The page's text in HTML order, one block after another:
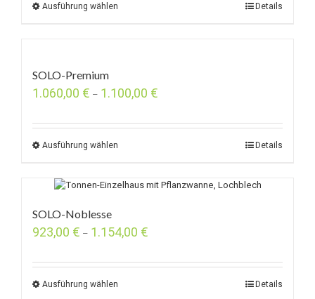
Ausführung wählen Details
SOLO-Premium
1.060,00 € – 1.100,00 €
Ausführung wählen Details
SOLO-Noblesse
923,00 € – 1.154,00 €
Ausführung wählen Details